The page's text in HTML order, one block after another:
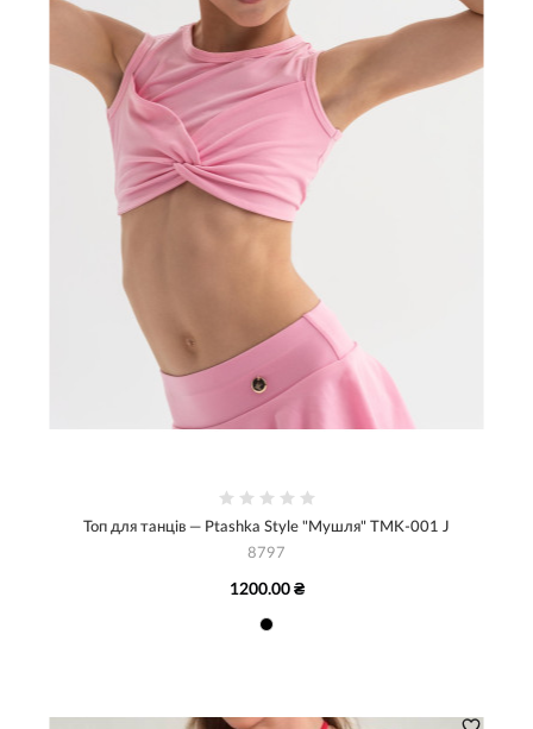
Топ для танців — Ptashka Style "Мушля" TMK-001 J
8797
1200.00 ₴